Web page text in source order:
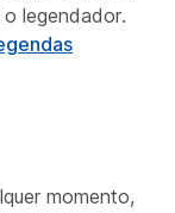
legendador.
momento,